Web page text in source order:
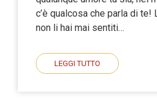
c’è qualcosa che parla di
non li hai mai sentiti…
LEGGI TUTTO